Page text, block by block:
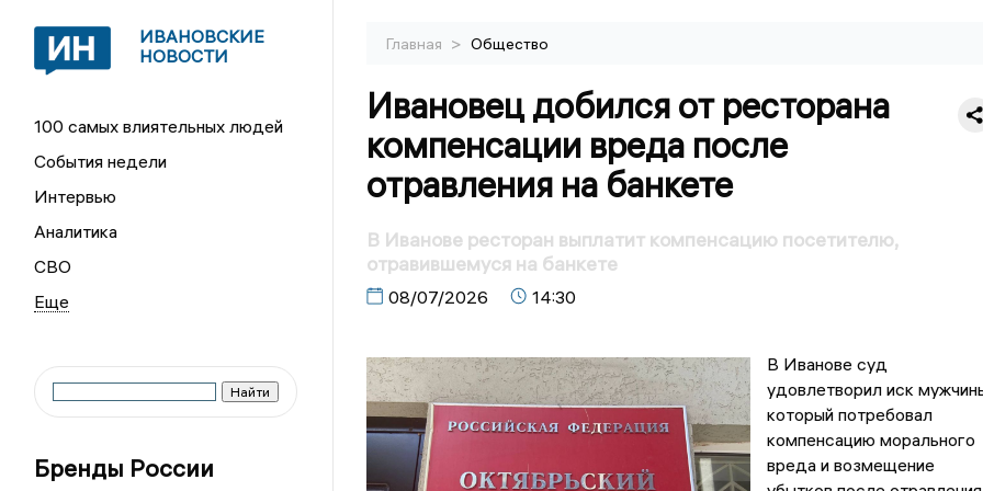
ИВАНОВСКИЕ
НОВОСТИ
100 самых влиятельных людей
События недели
Интервью
Аналитика
СВО
Бренды России
Главная > Общество
Ивановец добился от ресторана
компенсации вреда после
отравления на банкете
В Иванове ресторан выплатит компенсацию посетителю,
отравившемуся на банкете
08/07/2026 14:30
В Иванове суд
удовлетворил иск
который потребовал
компенсацию морального
вреда и возмещение